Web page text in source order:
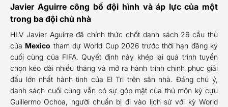
Javier Aguirre công bố đội hình và áp lực của một
trong ba đội chủ nhà
HLV Javier Aguirre đã chính thức chốt danh sách 26 cầu thủ
của Mexico tham dự World Cup 2026 trước thời hạn đăng ký
cuối cùng của FIFA. Quyết định này khép lại quá trình tuyển
chọn kéo dài nhiều tháng và mở ra hành trình chinh phục giải
đấu lớn nhất hành tinh của El Tri trên sân nhà. Đáng chú ý,
danh sách cuối cùng vẫn có sự góp mặt của thủ môn kỳ cựu
Guillermo Ochoa, người chuẩn bị đi vào lịch sử với kỳ World